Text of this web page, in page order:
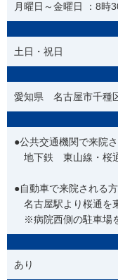
月曜日～金曜日 ：8時
土日・祝日
愛知県 名古屋市千
●公共交通機関で来院
地下鉄 東山線・桜
●自動車で来院される
名古屋駅より桜通を
※病院西側の駐車場
あり